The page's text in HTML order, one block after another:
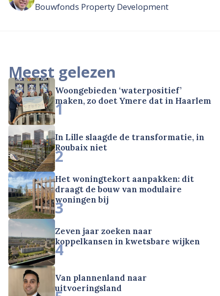
Bouwfonds Property Development
Meest gelezen
Woongebieden ‘waterpositief’
maken, zo doet Ymere dat in Haarlem
1
In Lille slaagde de transformatie, in
Roubaix niet
2
Het woningtekort aanpakken: dit
draagt de bouw van modulaire
woningen bij
3
Zeven jaar zoeken naar
koppelkansen in kwetsbare wijken
4
Van plannenland naar
uitvoeringsland